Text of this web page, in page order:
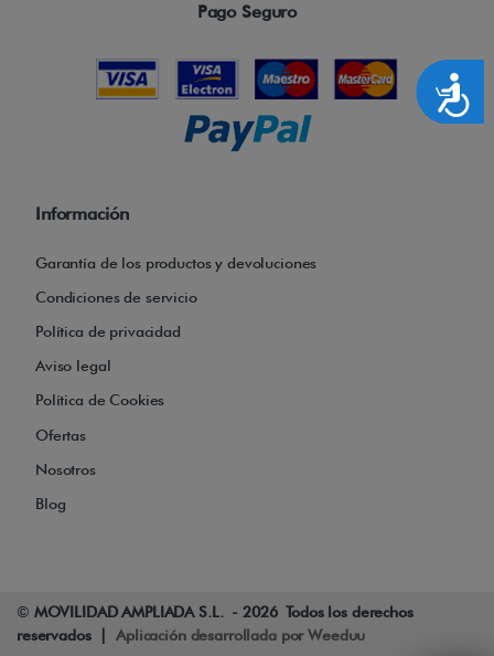
Accesibilidad
Pago Seguro
Información
Garantía de los productos y devoluciones
Condiciones de servicio
Política de privacidad
Aviso legal
Política de Cookies
Ofertas
Nosotros
Blog
© MOVILIDAD AMPLIADA S.L. - 2026 Todos los derechos
reservados |Aplicación desarrollada por Weeduu